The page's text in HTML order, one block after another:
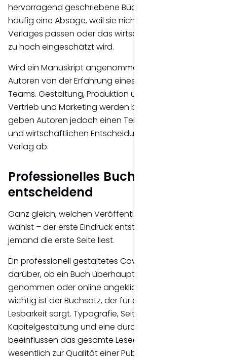
hervorragend geschriebene Bücher erhalten deshalb
häufig eine Absage, weil sie nicht zum Programm des
Verlages passen oder das wirtschaftliche Risiko als
zu hoch eingeschätzt wird.
Wird ein Manuskript angenommen, profitieren
Autoren von der Erfahrung eines professionellen
Teams. Gestaltung, Produktion und häufig auch
Vertrieb und Marketing werden begleitet. Gleichzeitig
geben Autoren jedoch einen Teil ihrer gestalterischen
und wirtschaftlichen Entscheidungsfreiheit an den
Verlag ab.
Professionelles Buchdesign bleibt
entscheidend
Ganz gleich, welchen Veröffentlichungsweg du
wählst – der erste Eindruck entsteht lange bevor
jemand die erste Seite liest.
Ein professionell gestaltetes Cover entscheidet oft
darüber, ob ein Buch überhaupt in die Hand
genommen oder online angeklickt wird. Ebenso
wichtig ist der Buchsatz, der für eine angenehme
Lesbarkeit sorgt. Typografie, Seitenränder,
Kapitelgestaltung und eine durchdachte Struktur
beeinflussen das gesamte Leseerlebnis und tragen
wesentlich zur Qualität einer Publikation bei.